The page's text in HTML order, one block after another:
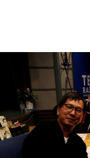
イベント・
YouTube
会社情報